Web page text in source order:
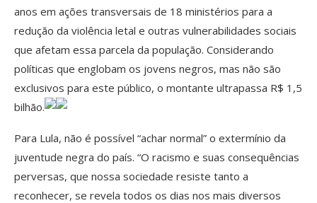
anos em ações transversais de 18 ministérios para a
redução da violência letal e outras vulnerabilidades sociais
que afetam essa parcela da população. Considerando
políticas que englobam os jovens negros, mas não são
exclusivos para este público, o montante ultrapassa R$ 1,5
bilhão.
Para Lula, não é possível “achar normal” o extermínio da
juventude negra do país. “O racismo e suas consequências
perversas, que nossa sociedade resiste tanto a
reconhecer, se revela todos os dias nos mais diversos